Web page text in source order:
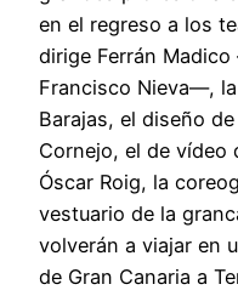
en el regreso a los
dirige Ferrán
Francisco Nieva—,
Barajas, el diseño
Cornejo, el de vídeo
Óscar Roig, la
vestuario de la
volverán a viajar en
de Gran Canaria a